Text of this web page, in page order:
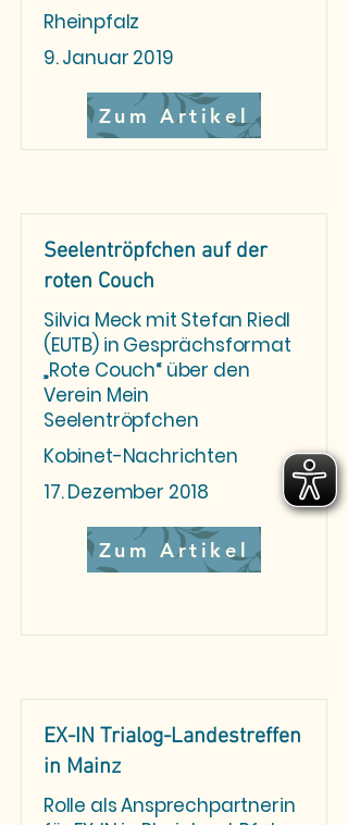
Rheinpfalz
9. Januar 2019
Zum Artikel
Seelentröpfchen auf der
roten Couch
Silvia Meck mit Stefan Riedl
(EUTB) in Gesprächsformat
„Rote Couch“ über den
Verein Mein
Seelentröpfchen
Kobinet-Nachrichten
17. Dezember 2018
Zum Artikel
EX-IN Trialog-Landestreffen
in Mainz
Rolle als Ansprechpartnerin